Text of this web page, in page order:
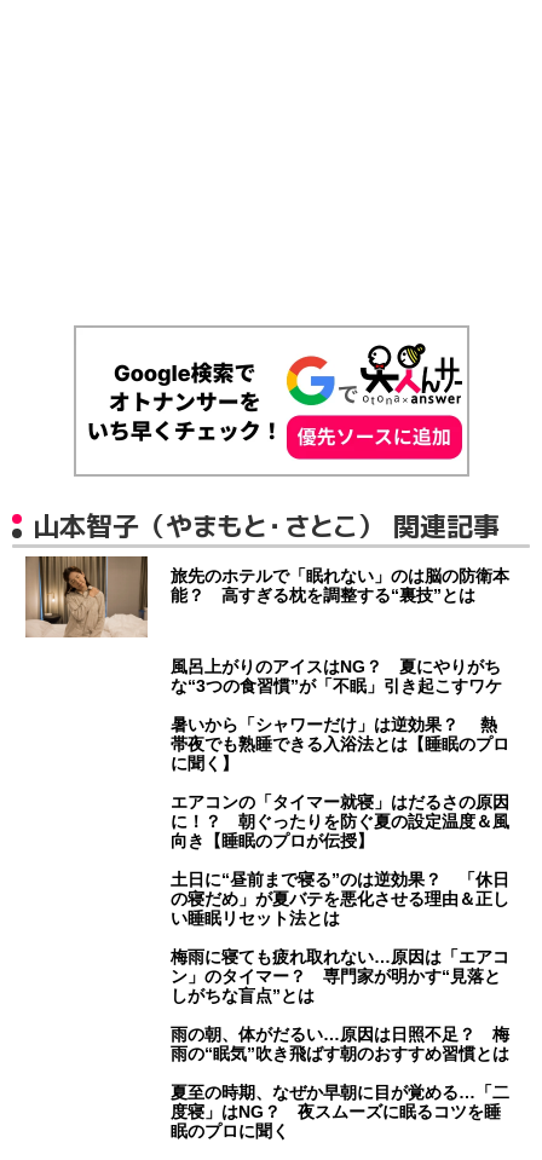
山本智子（やまもと・さとこ） 関連記事
旅先のホテルで「眠れない」のは脳の防衛本
能？ 高すぎる枕を調整する“裏技”とは
風呂上がりのアイスはNG？ 夏にやりがち
な“3つの食習慣”が「不眠」引き起こすワケ
暑いから「シャワーだけ」は逆効果？ 熱
帯夜でも熟睡できる入浴法とは【睡眠のプロ
に聞く】
エアコンの「タイマー就寝」はだるさの原因
に！？ 朝ぐったりを防ぐ夏の設定温度＆風
向き【睡眠のプロが伝授】
土日に“昼前まで寝る”のは逆効果？ 「休日
の寝だめ」が夏バテを悪化させる理由＆正し
い睡眠リセット法とは
梅雨に寝ても疲れ取れない…原因は「エアコ
ン」のタイマー？ 専門家が明かす“見落と
しがちな盲点”とは
雨の朝、体がだるい…原因は日照不足？ 梅
雨の“眠気”吹き飛ばす朝のおすすめ習慣とは
夏至の時期、なぜか早朝に目が覚める…「二
度寝」はNG？ 夜スムーズに眠るコツを睡
眠のプロに聞く